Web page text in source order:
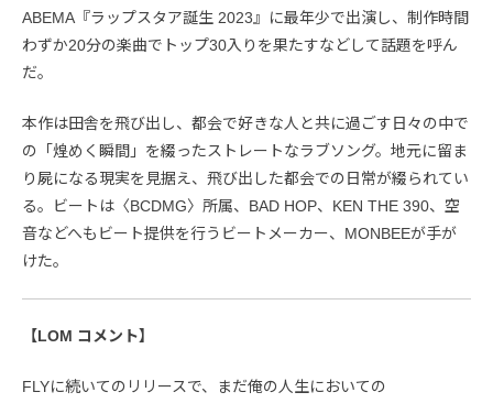
ABEMA『ラップスタア誕生 2023』に最年少で出演し、制作時間
わずか20分の楽曲でトップ30入りを果たすなどして話題を呼ん
だ。
本作は田舎を飛び出し、都会で好きな人と共に過ごす日々の中で
の「煌めく瞬間」を綴ったストレートなラブソング。地元に留ま
り屍になる現実を見据え、飛び出した都会での日常が綴られてい
る。ビートは〈BCDMG〉所属、BAD HOP、KEN THE 390、空
音などへもビート提供を行うビートメーカー、MONBEEが手が
けた。
【LOM コメント】
FLYに続いてのリリースで、まだ俺の人生においての